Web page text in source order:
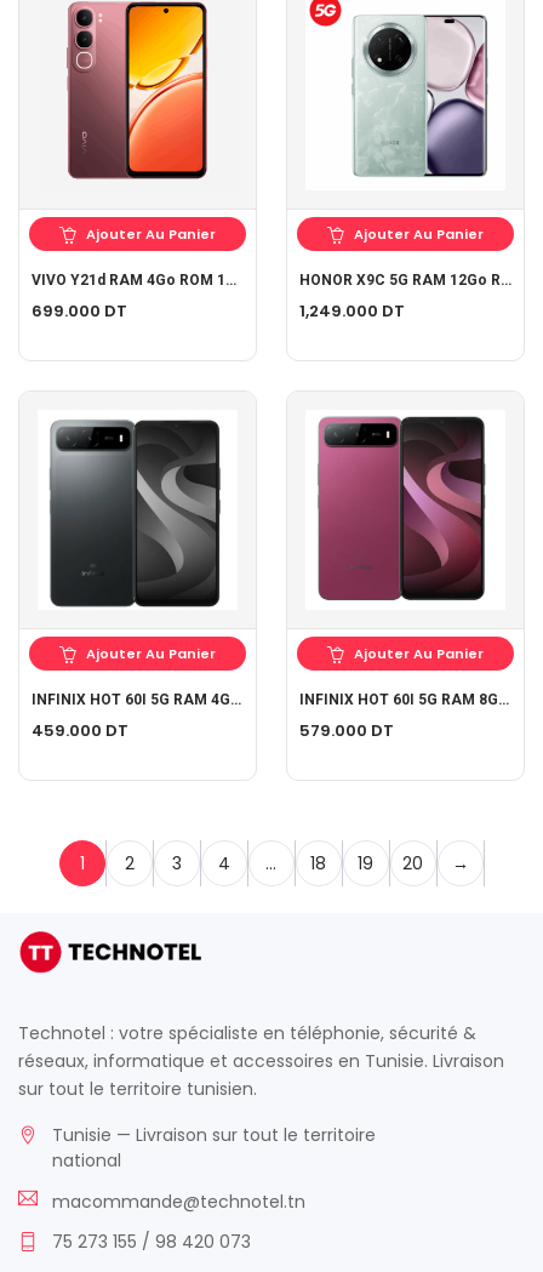
Ajouter Au Panier
VIVO Y21d RAM 4Go ROM 128Go
699.000 DT
Ajouter Au Panier
HONOR X9C 5G RAM 12Go ROM 256 Go
1,249.000 DT
Ajouter Au Panier
INFINIX HOT 60I 5G RAM 4Go ROM 128Go
459.000 DT
Ajouter Au Panier
INFINIX HOT 60I 5G RAM 8Go ROM 256Go
579.000 DT
1 2 3 4 … 18 19 20 →
Technotel : votre spécialiste en téléphonie, sécurité &
réseaux, informatique et accessoires en Tunisie. Livraison
sur tout le territoire tunisien.
Tunisie — Livraison sur tout le territoire
national
macommande@technotel.tn
75 273 155 / 98 420 073